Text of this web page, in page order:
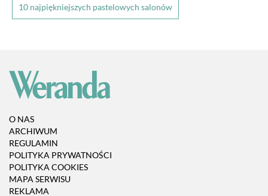
10 najpiękniejszych pastelowych salonów
O NAS
ARCHIWUM
REGULAMIN
POLITYKA PRYWATNOŚCI
POLITYKA COOKIES
MAPA SERWISU
REKLAMA